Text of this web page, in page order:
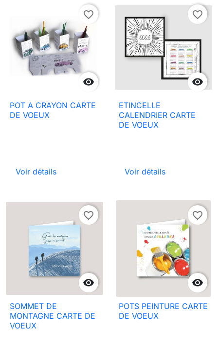

favorite_border
POT A CRAYON CARTE
DE VOEUX
Voir détails

favorite_border
ETINCELLE
CALENDRIER CARTE
DE VOEUX
Voir détails

favorite_border
SOMMET DE
MONTAGNE CARTE DE
VOEUX

favorite_border
POTS PEINTURE CARTE
DE VOEUX